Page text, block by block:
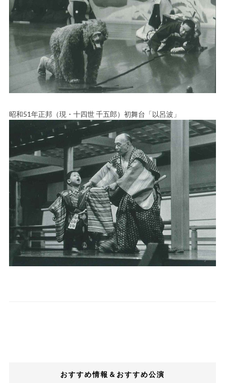
昭和51年正邦（現・十四世 千五郎）初舞台「以呂波」
おすすめ情報＆おすすめ公演